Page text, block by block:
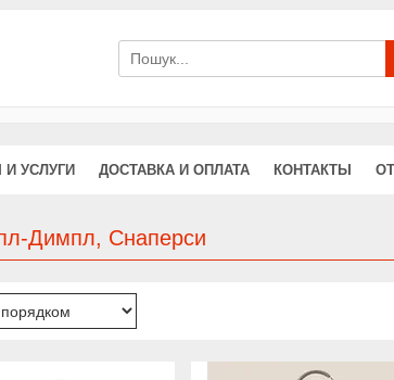
УСЛУГИ ДОСТАВКА И ОПЛАТА КОНТАКТЫ
Димпл, Снаперси